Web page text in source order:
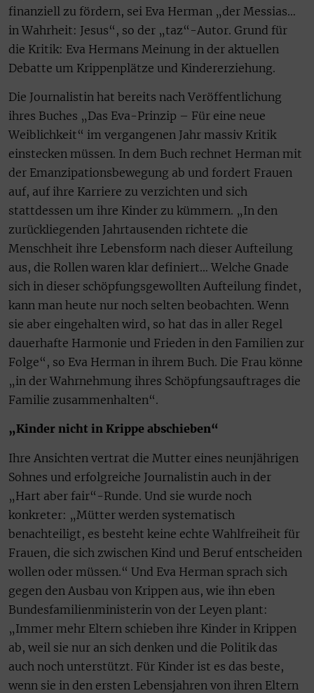
finanziell zu fördern, sei Eva Herman „der Messias…
in Wahrheit: Jesus“, so der „taz“-Autor. Grund für
die Kritik: Eva Hermans Meinung in der aktuellen
Debatte um Krippenplätze und Kindererziehung.
Die Journalistin hat bereits nach Veröffentlichung
ihres Buches „Das Eva-Prinzip – Für eine neue
Weiblichkeit“ im vergangenen Jahr massiv Kritik
einstecken müssen. In dem Buch rechnet Herman mit
der Emanzipationsbewegung ab und fordert Frauen
auf, auf ihre Karriere zu verzichten und sich
stattdessen um ihre Kinder zu kümmern. „In den
zurückliegenden Jahrtausenden richtete die
Menschheit ihre Lebensform nach dieser Aufteilung
aus, die Rollen waren klar definiert… Welche Gnade
sich in dieser schöpfungsgewollten Aufteilung findet,
kann man heute nur noch selten beobachten. Wenn
sie aber eingehalten wird, so hat das in aller Regel
dauerhafte Harmonie und Frieden in den Familien zur
Folge“, so Eva Herman in ihrem Buch. Die Frau könne
„in der Wahrnehmung ihres Schöpfungsauftrages die
Familie zusammenhalten“.
„Kinder nicht in Krippe abschieben“
Ihre Ansichten vertrat die Mutter eines neunjährigen
Sohnes und erfolgreiche Journalistin auch in der
„Hart aber fair“-Runde. Und sie wurde noch
konkreter: „Mütter werden systematisch
benachteiligt, es besteht keine echte Wahlfreiheit für
Frauen, die sich zwischen Kind und Beruf entscheiden
wollen oder müssen.“ Und Eva Herman sprach sich
gegen den Ausbau von Krippen aus, wie ihn eben
Bundesfamilienministerin von der Leyen plant:
„Immer mehr Eltern schieben ihre Kinder in Krippen
ab, weil sie nur an sich denken und die Politik das
auch noch unterstützt. Für Kinder ist es das beste,
wenn sie in den ersten Lebensjahren von ihren Eltern